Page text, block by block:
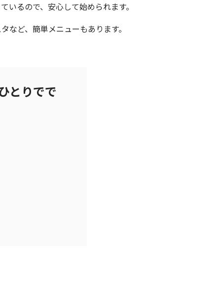
るので、安心して始められます。
ど、簡単メニューもあります。
とりでで